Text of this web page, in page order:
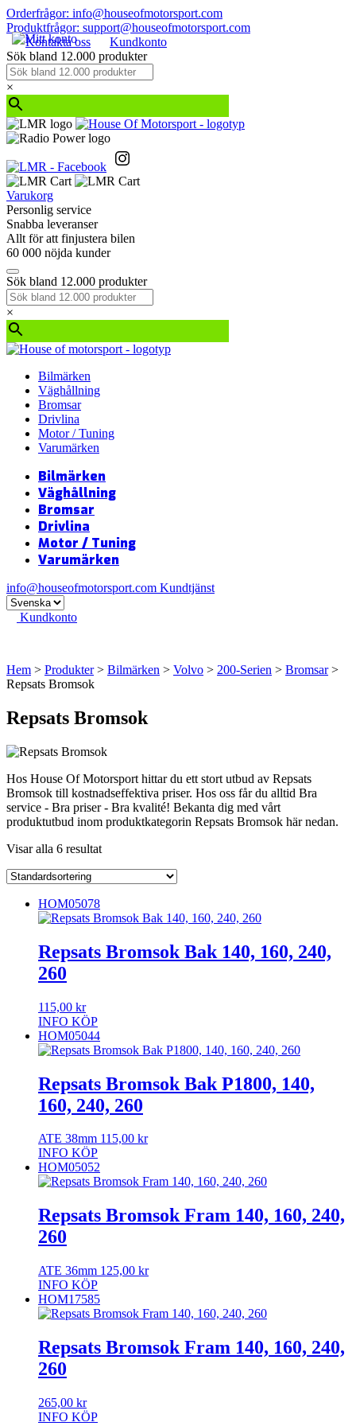
Orderfrågor: info@houseofmotorsport.com
Produktfrågor: support@houseofmotorsport.com
Kontakta oss
Kundkonto
Sök bland 12.000 produkter
×
Varukorg
Personlig service
Snabba leveranser
Allt för att finjustera bilen
60 000 nöjda kunder
Sök bland 12.000 produkter
×
Bilmärken
Väghållning
Bromsar
Drivlina
Motor / Tuning
Varumärken
Bilmärken
Väghållning
Bromsar
Drivlina
Motor / Tuning
Varumärken
info@houseofmotorsport.com Kundtjänst
Kundkonto
Hem > Produkter> Bilmärken > Volvo > 200-Serien > Bromsar>
Repsats Bromsok
Repsats Bromsok
Hos House Of Motorsport hittar du ett stort utbud av Repsats
Bromsok till kostnadseffektiva priser. Hos oss får du alltid Bra
service - Bra priser - Bra kvalité! Bekanta dig med vårt
produktutbud inom produktkategorin Repsats Bromsok här nedan.
Visar alla 6 resultat
HOM05078
Repsats Bromsok Bak 140, 160, 240,
260
115,00 kr
INFO KÖP
HOM05044
Repsats Bromsok Bak P1800, 140,
160, 240, 260
ATE 38mm 115,00 kr
INFO KÖP
HOM05052
Repsats Bromsok Fram 140, 160, 240,
260
ATE 36mm 125,00 kr
INFO KÖP
HOM17585
Repsats Bromsok Fram 140, 160, 240,
260
265,00 kr
INFO KÖP